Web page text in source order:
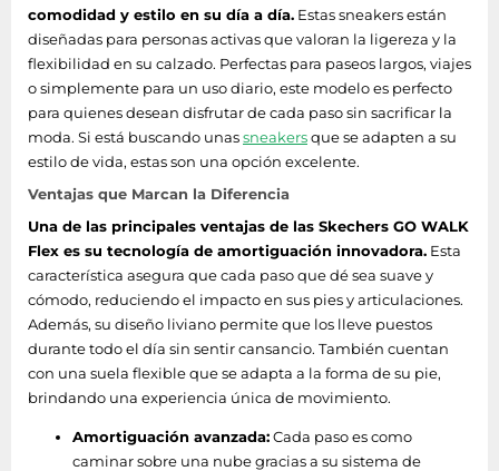
comodidad y estilo en su día a día. Estas sneakers están
diseñadas para personas activas que valoran la ligereza y la
flexibilidad en su calzado. Perfectas para paseos largos, viajes
o simplemente para un uso diario, este modelo es perfecto
para quienes desean disfrutar de cada paso sin sacrificar la
moda. Si está buscando unassneakersque se adapten a su
estilo de vida, estas son una opción excelente.
Ventajas que Marcan la Diferencia
Una de las principales ventajas de las Skechers GO WALK
Flex es su tecnología de amortiguación innovadora. Esta
característica asegura que cada paso que dé sea suave y
cómodo, reduciendo el impacto en sus pies y articulaciones.
Además, su diseño liviano permite que los lleve puestos
durante todo el día sin sentir cansancio. También cuentan
con una suela flexible que se adapta a la forma de su pie,
brindando una experiencia única de movimiento.
Amortiguación avanzada:Cada paso es como
caminar sobre una nube gracias a su sistema de